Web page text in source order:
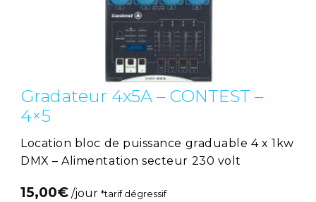
Gradateur 4x5A – CONTEST –
4×5
Location bloc de puissance graduable 4 x 1kw
DMX – Alimentation secteur 230 volt
15,00€ /jour *tarif dégressif